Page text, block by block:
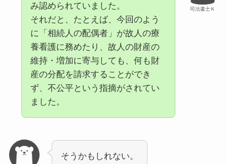
司法書士Ｋ
み認められていました。
それだと、たとえば、今回のよう
に「相続人の配偶者」が故人の療
養看護に務めたり、故人の財産の
維持・増加に寄与しても、何も財
産の分配を請求することができ
ず、不公平という指摘がされてい
ました。
そうかもしれない。